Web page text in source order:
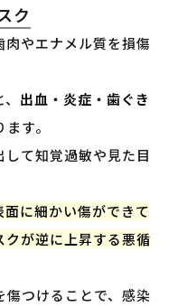
ク
肉やエナメル質を損傷
出血・炎症・歯ぐき
す。
て知覚過敏や見た目
面に細かい傷ができて
クが逆に上昇する悪循
傷つけることで、感染